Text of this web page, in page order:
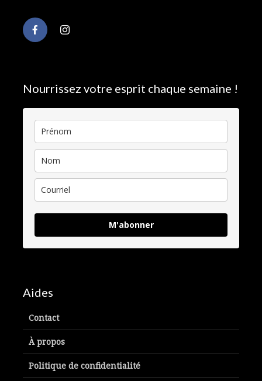
Nourrissez votre esprit chaque semaine !
M'abonner
Aides
Contact
À propos
Politique de confidentialité